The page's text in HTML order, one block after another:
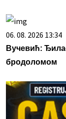
06. 08. 2026 13:34
Вучевић:
бродоломом